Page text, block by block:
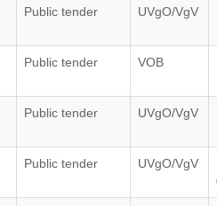
Public tender UVgO/VgV
Public tender VOB
Public tender UVgO/VgV
Public tender UVgO/VgV